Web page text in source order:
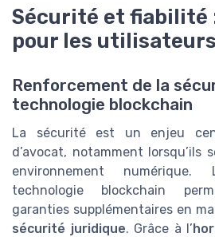
Sécurité et fiabilité
pour les utilisateurs
Renforcement de la
technologie blockchain
La sécurité est un enjeu
d’avocat, notamment lorsqu’ils
environnement
technologie blockchain
garanties supplémentaires en
sécurité juridique. Grâce à l’